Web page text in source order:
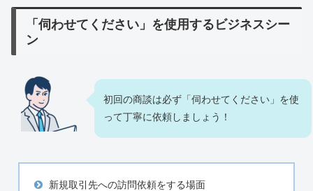
「伺わせてください」を使用するビジネスシー
ン
初回の商談は必ず「伺わせてください」を使
って丁寧に依頼しましょう！
新規取引先への訪問依頼をする場面